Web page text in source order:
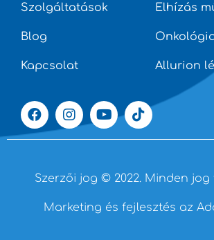
Szolgáltatások
Blog
Kapcsolat
Elhízás
Allurion
Szerzői jog © 2022. Minden
Marketing és fejlesztés az